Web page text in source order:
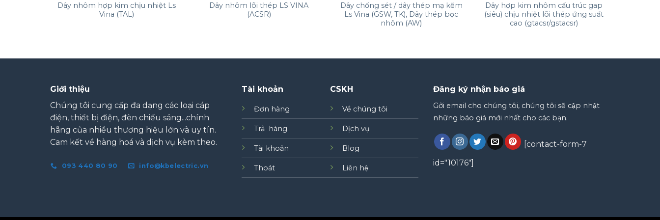
Dây nhôm hợp kim chịu nhiệt Ls
Vina (TAL)
Dây nhôm lõi thép LS VINA
(ACSR)
Dây chống sét / dây thép mạ kẽm
Ls Vina (GSW, TK), Dây thép bọc
nhôm (AW)
Dây hợp kim nhôm cấu trúc gap
(siêu) chịu nhiệt lõi thép ứng suất
cao (gtacsr/gstacsr)
Giới thiệu
Chúng tôi cung cấp đa dạng các loại cáp
điện, thiết bị điện, đèn chiếu sáng...chính
hãng của nhiều thương hiệu lớn và uy tín.
Cam kết về hàng hoá và dịch vụ kèm theo.
093 440 80 90 info@kbelectric.vn
Tài khoản
Đơn hàng
Trả hàng
Tài khoản
Thoát
CSKH
Về chúng tôi
Dịch vụ
Blog
Liên hệ
Đăng ký nhận báo giá
Gởi email cho chúng tôi, chúng tôi sẽ cập nhật
những báo giá mới nhất cho các bạn.
[contact-form-7
id="10176"]